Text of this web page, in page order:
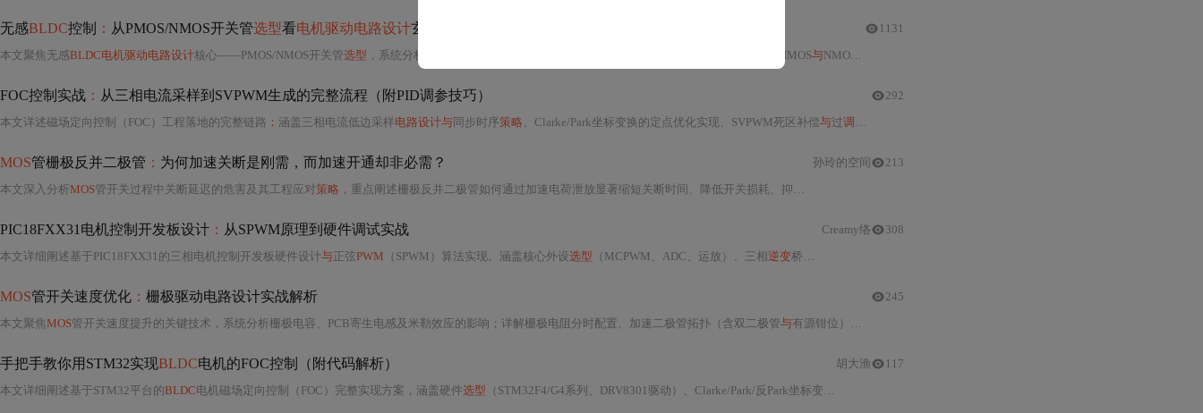
无感BLDC控制 ： 从PMOS/NMOS开关管选型看电机驱动电路设计玄机
本文聚焦无感BLDC电机驱动电路设计核心——PMOS/NMOS开关管选型 ，系统分析三相 全NMOS与NMOS/PMOS混合方案的性能、成本及驱动复杂度；详解直通风险防控、热管理建模（导通/开关损耗计算）、PCB布局要点及栅极驱动优化；涵盖宽禁带器件（SiC/GaN）
1131
FOC控制实战 ： 从三相电流采样到SVPWM生成的完整流程（附PID调参技巧）
本文详述磁场定向控制（FOC）工程落地的完整链路 ： 涵盖三相电流低边采样电路设计与同步时序策略 、Clarke/Park坐标变换的定点优化实现、SVPWM死区补偿与过调制
292
MOS管栅极反并二极管 ： 为何加速关断是刚需，而加速开通却非必需？
本文深入分析MOS管开关过程中关断延迟的危害及其工程应对 策略 ，重点阐述栅极反并二极管如何通过加速电荷泄放显著缩短关断时间、降低开关损耗、抑制电压尖峰
孙玲的空间 213
PIC18FXX31电机控制开发板设计 ： 从SPWM原理到硬件调试实战
本文详细阐述基于PIC18FXX31的三相电机控制开发板硬件设计与正弦PWM （SPWM）算法实现。涵盖核心外设选型 （MCPWM、ADC、运放）、三相 逆变桥驱动电路（含自举电路
Creamy络 308
MOS管开关速度优化 ： 栅极驱动电路设计实战解析
本文聚焦MOS管开关速度提升的关键技术，系统分析栅极电容、PCB寄生电感及米勒效应的影响；详解栅极电阻分时配置、加速二极管拓扑（含双二极管与有源钳位）、三极管驱动改进（PNP下拉/推挽结构）等核心
245
手把手教你用STM32实现BLDC电机的FOC控制（附代码解析）
本文详细阐述基于STM32平台的BLDC电机磁场定向控制（FOC）完整实现方案，涵盖硬件选型 （STM32F4/G4系列、DRV8301驱动）、Clarke/Park/反Park坐标变换、SVPWM生成、三环PID闭环控制架构及参数整定方法，并重点介绍滑模观测器（SMO）和MRAS两种无感转子位置估计算法及其启动
胡大渔 117